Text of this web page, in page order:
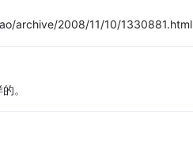
archive/2008/11/10/1330881.html
。